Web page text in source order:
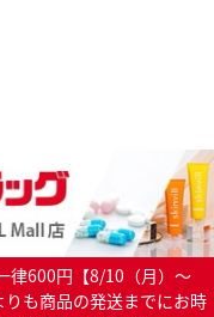
律600円【8/10（月）～
も商品の発送までにお時